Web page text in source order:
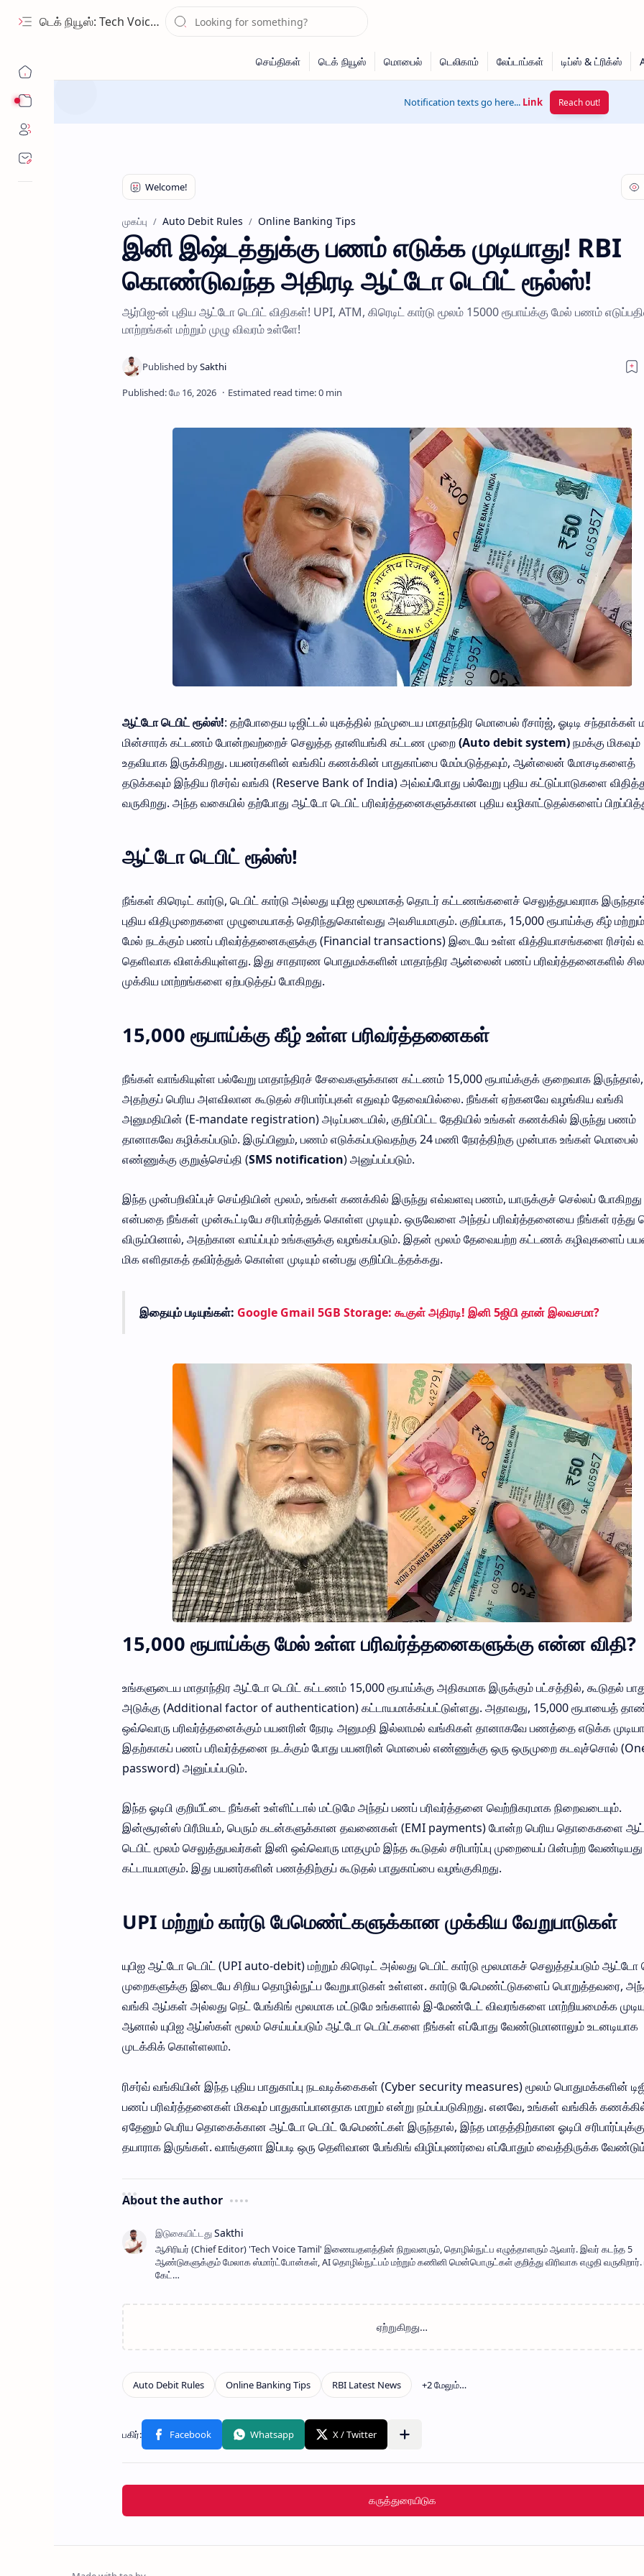
டெக் நியூஸ்: Tech Voice Tamil - தமிழ் டெக் & 2026 AI செய்திகள்.
Notification texts go here... Link Reach out!
முகப்பு Auto Debit Rules Online Banking Tips
இனி இஷ்டத்துக்கு பணம் எடுக்க முடியாது! RBI
கொண்டுவந்த அதிரடி ஆட்டோ டெபிட் ரூல்ஸ்!
ஆர்பிஐ-ன் புதிய ஆட்டோ டெபிட் விதிகள்! UPI, ATM, கிரெடிட் கார்டு மூலம் 15000 ரூபாய்க்கு மேல் பணம்
மாற்றங்கள் மற்றும் முழு விவரம் உள்ளே!
ஆட்டோ டெபிட் ரூல்ஸ்!: தற்போதைய டிஜிட்டல் யுகத்தில் நம்முடைய மாதாந்திர மொபைல் ரீசார்ஜ், ஓடிடி சந்தாக்கள்
மின்சாரக் கட்டணம் போன்றவற்றைச் செலுத்த தானியங்கி கட்டண முறை(Auto debit system)நமக்கு மிகவும்
உதவியாக இருக்கிறது. பயனர்களின் வங்கிப் கணக்கின் பாதுகாப்பை மேம்படுத்தவும், ஆன்லைன் மோசடிகளைத்
தடுக்கவும் இந்திய ரிசர்வ் வங்கி (Reserve Bank of India) அவ்வப்போது பல்வேறு புதிய கட்டுப்பாடுகளை
வருகிறது. அந்த வகையில் தற்போது ஆட்டோ டெபிட் பரிவர்த்தனைகளுக்கான புதிய வழிகாட்டுதல்களைப்
ஆட்டோ டெபிட் ரூல்ஸ்!
நீங்கள் கிரெடிட் கார்டு, டெபிட் கார்டு அல்லது யுபிஐ மூலமாகத் தொடர் கட்டணங்களைச் செலுத்துபவராக
புதிய விதிமுறைகளை முழுமையாகத் தெரிந்துகொள்வது அவசியமாகும். குறிப்பாக, 15,000 ரூபாய்க்கு கீழ்
மேல் நடக்கும் பணப் பரிவர்த்தனைகளுக்கு (Financial transactions) இடையே உள்ள வித்தியாசங்களை ரிசர்வ்
தெளிவாக விளக்கியுள்ளது. இது சாதாரண பொதுமக்களின் மாதாந்திர ஆன்லைன் பணப் பரிவர்த்தனைகளில் சில
முக்கிய மாற்றங்களை ஏற்படுத்தப் போகிறது.
15,000 ரூபாய்க்கு கீழ் உள்ள பரிவர்த்தனைகள்
நீங்கள் வாங்கியுள்ள பல்வேறு மாதாந்திரச் சேவைகளுக்கான கட்டணம் 15,000 ரூபாய்க்குக் குறைவாக இருந்தால்,
அதற்குப் பெரிய அளவிலான கூடுதல் சரிபார்ப்புகள் எதுவும் தேவையில்லை. நீங்கள் ஏற்கனவே வழங்கிய வங்கி
அனுமதியின் (E-mandate registration) அடிப்படையில், குறிப்பிட்ட தேதியில் உங்கள் கணக்கில் இருந்து பணம்
தானாகவே கழிக்கப்படும். இருப்பினும், பணம் எடுக்கப்படுவதற்கு 24 மணி நேரத்திற்கு முன்பாக உங்கள் மொபைல்
எண்ணுக்கு குறுஞ்செய்தி (SMS notification) அனுப்பப்படும்.
இந்த முன்பறிவிப்புச் செய்தியின் மூலம், உங்கள் கணக்கில் இருந்து எவ்வளவு பணம், யாருக்குச் செல்லப் போகிறது
என்பதை நீங்கள் முன்கூட்டியே சரிபார்த்துக் கொள்ள முடியும். ஒருவேளை அந்தப் பரிவர்த்தனையை நீங்கள் ரத்து
விரும்பினால், அதற்கான வாய்ப்பும் உங்களுக்கு வழங்கப்படும். இதன் மூலம் தேவையற்ற கட்டணக் கழிவுகளைப்
மிக எளிதாகத் தவிர்த்துக் கொள்ள முடியும் என்பது குறிப்பிடத்தக்கது.
இதையும் படியுங்கள்: Google Gmail 5GB Storage: கூகுள் அதிரடி! இனி 5ஜிபி தான் இலவசமா?
15,000 ரூபாய்க்கு மேல் உள்ள பரிவர்த்தனைகளுக்கு என்ன விதி?
உங்களுடைய மாதாந்திர ஆட்டோ டெபிட் கட்டணம் 15,000 ரூபாய்க்கு அதிகமாக இருக்கும் பட்சத்தில், கூடுதல்
அடுக்கு (Additional factor of authentication) கட்டாயமாக்கப்பட்டுள்ளது. அதாவது, 15,000 ரூபாயைத்
ஒவ்வொரு பரிவர்த்தனைக்கும் பயனரின் நேரடி அனுமதி இல்லாமல் வங்கிகள் தானாகவே பணத்தை எடுக்க
இதற்காகப் பணப் பரிவர்த்தனை நடக்கும் போது பயனரின் மொபைல் எண்ணுக்கு ஒரு ஒருமுறை கடவுச்சொல்
password) அனுப்பப்படும்.
இந்த ஓடிபி குறியீட்டை நீங்கள் உள்ளிட்டால் மட்டுமே அந்தப் பணப் பரிவர்த்தனை வெற்றிகரமாக நிறைவடையும்.
இன்சூரன்ஸ் பிரீமியம், பெரும் கடன்களுக்கான தவணைகள் (EMI payments) போன்ற பெரிய தொகைகளை
டெபிட் மூலம் செலுத்துபவர்கள் இனி ஒவ்வொரு மாதமும் இந்த கூடுதல் சரிபார்ப்பு முறையைப் பின்பற்ற வேண்டியது
கட்டாயமாகும். இது பயனர்களின் பணத்திற்குப் கூடுதல் பாதுகாப்பை வழங்குகிறது.
UPI மற்றும் கார்டு பேமெண்ட்களுக்கான முக்கிய வேறுபாடுகள்
யுபிஐ ஆட்டோ டெபிட் (UPI auto-debit) மற்றும் கிரெடிட் அல்லது டெபிட் கார்டு மூலமாகச் செலுத்தப்படும் ஆட்டோ
முறைகளுக்கு இடையே சிறிய தொழில்நுட்ப வேறுபாடுகள் உள்ளன. கார்டு பேமெண்ட்டுகளைப் பொறுத்தவரை,
வங்கி ஆப்கள் அல்லது நெட் பேங்கிங் மூலமாக மட்டுமே உங்களால் இ-மேண்டேட் விவரங்களை மாற்றியமைக்க
ஆனால் யுபிஐ ஆப்ஸ்கள் மூலம் செய்யப்படும் ஆட்டோ டெபிட்களை நீங்கள் எப்போது வேண்டுமானாலும் உடனடியாக
முடக்கிக் கொள்ளலாம்.
ரிசர்வ் வங்கியின் இந்த புதிய பாதுகாப்பு நடவடிக்கைகள் (Cyber security measures) மூலம் பொதுமக்களின்
பணப் பரிவர்த்தனைகள் மிகவும் பாதுகாப்பானதாக மாறும் என்று நம்பப்படுகிறது. எனவே, உங்கள் வங்கிக்
ஏதேனும் பெரிய தொகைக்கான ஆட்டோ டெபிட் பேமெண்ட்கள் இருந்தால், இந்த மாதத்திற்கான ஓடிபி
தயாராக இருங்கள். வாங்குனா இப்படி ஒரு தெளிவான பேங்கிங் விழிப்புணர்வை எப்போதும் வைத்திருக்க
About the author
ஆசிரியர் (Chief Editor) ​'Tech Voice Tamil' இணையதளத்தின் நிறுவனரும், தொழில்நுட்ப எழுத்தாளரும் ஆவார். இவர் கடந்த 5
ஆண்டுகளுக்கும் மேலாக ஸ்மார்ட்போன்கள், AI தொழில்நுட்பம் மற்றும் கணினி மென்பொருட்கள் குறித்து விரிவாக எழுதி வருகிறார்.
கேட்…
கருத்துரையிடுக